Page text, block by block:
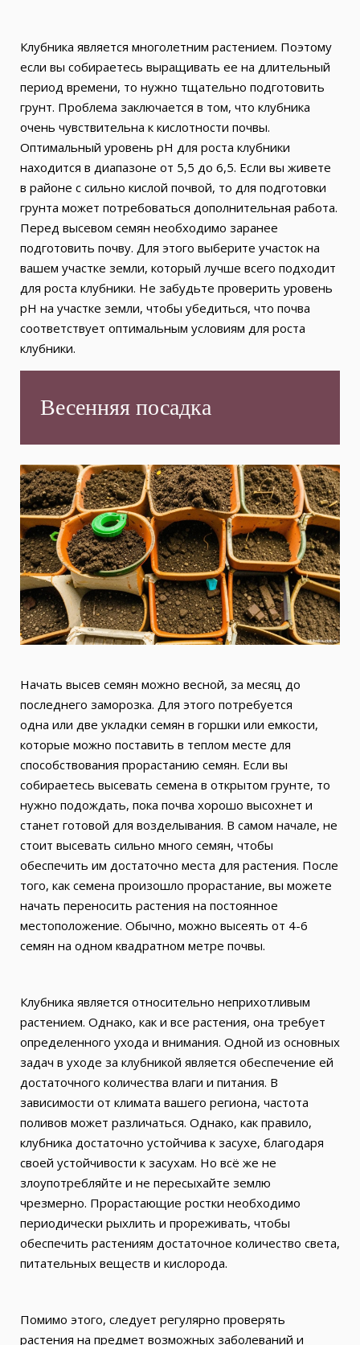
Клубника является многолетним растением. Поэтому
если вы собираетесь выращивать ее на длительный
период времени, то нужно тщательно подготовить
грунт. Проблема заключается в том, что клубника
очень чувствительна к кислотности почвы.
Оптимальный уровень pH для роста клубники
находится в диапазоне от 5,5 до 6,5. Если вы живете
в районе с сильно кислой почвой, то для подготовки
грунта может потребоваться дополнительная работа.
Перед высевом семян необходимо заранее
подготовить почву. Для этого выберите участок на
вашем участке земли, который лучше всего подходит
для роста клубники. Не забудьте проверить уровень
pH на участке земли, чтобы убедиться, что почва
соответствует оптимальным условиям для роста
клубники.
Весенняя посадка
Начать высев семян можно весной, за месяц до
последнего заморозка. Для этого потребуется
одна или две укладки семян в горшки или емкости,
которые можно поставить в теплом месте для
способствования прорастанию семян. Если вы
собираетесь высевать семена в открытом грунте, то
нужно подождать, пока почва хорошо высохнет и
станет готовой для возделывания. В самом начале, не
стоит высевать сильно много семян, чтобы
обеспечить им достаточно места для растения. После
того, как семена произошло прорастание, вы можете
начать переносить растения на постоянное
местоположение. Обычно, можно высеять от 4-6
семян на одном квадратном метре почвы.
Клубника является относительно неприхотливым
растением. Однако, как и все растения, она требует
определенного ухода и внимания. Одной из основных
задач в уходе за клубникой является обеспечение ей
достаточного количества влаги и питания. В
зависимости от климата вашего региона, частота
поливов может различаться. Однако, как правило,
клубника достаточно устойчива к засухе, благодаря
своей устойчивости к засухам. Но всё же не
злоупотребляйте и не пересыхайте землю
чрезмерно. Прорастающие ростки необходимо
периодически рыхлить и прореживать, чтобы
обеспечить растениям достаточное количество света,
питательных веществ и кислорода.
Помимо этого, следует регулярно проверять
растения на предмет возможных заболеваний и